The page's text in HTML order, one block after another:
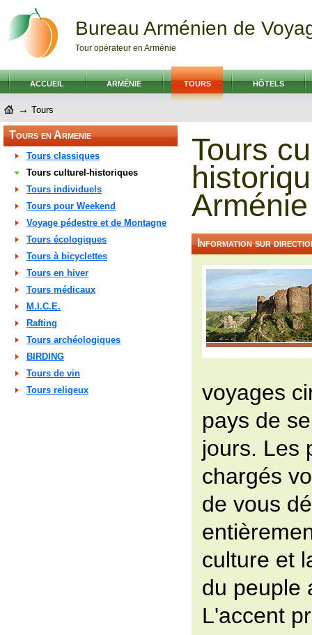
Bureau Arménien de
Tour opérateur en Arménie
ACCUEIL ARMÉNIE TOURS HÔTELS
→ Tours
Tours en Armenie
Tours classiques
Tours culturel-historiques
Tours individuels
Tours pour Weekend
Voyage pédestre et de Montagne
Tours écologiques
Tours à bicyclettes
Tours en hiver
Tours médicaux
M.I.C.E.
Rafting
Tours archéologiques
BIRDING
Tours de vin
Tours religeux
Tours
Arménie
Information sur
voyages
pays de
jours. Les
chargés
de vous
culture et
du peuple
L'accent